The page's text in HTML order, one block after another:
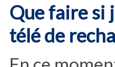
Que faire si
télé de